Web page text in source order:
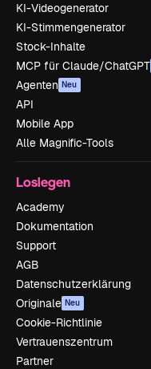
KI-Videogenerator
KI-Stimmengenerator
Stock-Inhalte
MCP für Claude/ChatGPT
Agenten Neu
API
Mobile App
Alle Magnific-Tools
Loslegen
Academy
Dokumentation
Support
AGB
Datenschutzerklärung
Originale Neu
Cookie-Richtlinie
Vertrauenszentrum
Partner